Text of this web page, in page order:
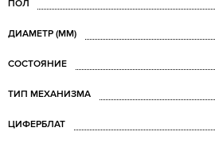
ПОЛ
ДИАМЕТР (MM)
СОСТОЯНИЕ
ТИП МЕХАНИЗМА
ЦИФЕРБЛАТ